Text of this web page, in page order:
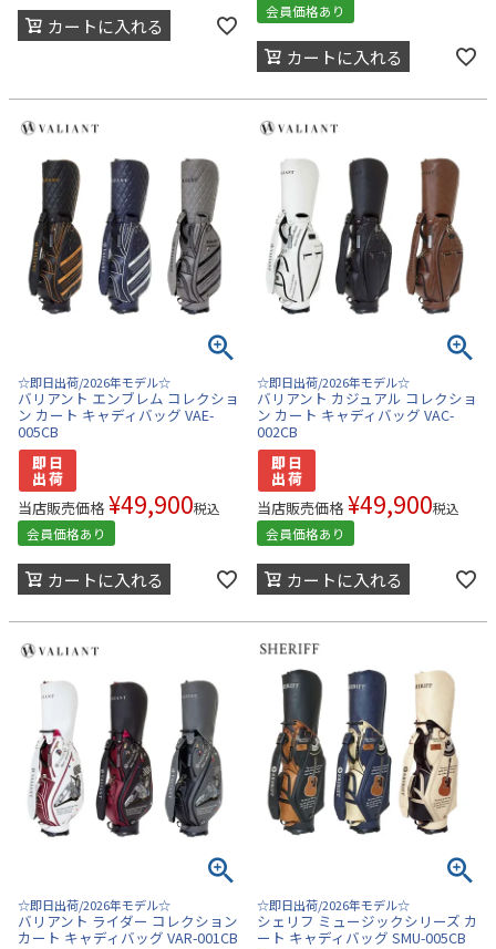
カートに入れる
会員価格あり
カートに入れる
☆即日出荷/2026年モデル☆
バリアント エンブレム コレクショ
ン カート キャディバッグ VAE-
005CB
当店販売価格 ¥49,900税込
会員価格あり
カートに入れる
☆即日出荷/2026年モデル☆
バリアント カジュアル コレクショ
ン カート キャディバッグ VAC-
002CB
当店販売価格 ¥49,900税込
会員価格あり
カートに入れる
☆即日出荷/2026年モデル☆
バリアント ライダー コレクション
カート キャディバッグ VAR-001CB
☆即日出荷/2026年モデル☆
シェリフ ミュージックシリーズ カ
ート キャディバッグ SMU-005CB